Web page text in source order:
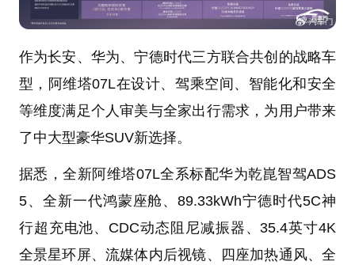
作为长安、华为、宁德时代三方联合共创的战略车
型，阿维塔07L在设计、驾乘空间、智能化和安全
等维度满足个人审美与全家出行需求，为用户带来
了中大型豪华SUV新选择。
据悉，全新阿维塔07L全系标配华为乾崑智驾ADS
5、全新一代鸿蒙座舱、89.33kWh宁德时代5C神
行超充电池、CDC动态阻尼减振器、35.4英寸4K
全景星环屏、流媒体内后视镜、四座加热通风、全